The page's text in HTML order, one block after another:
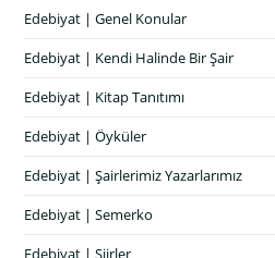
Edebiyat | Genel Konular
Edebiyat | Kendi Halinde Bir Şair
Edebiyat | Kitap Tanıtımı
Edebiyat | Öyküler
Edebiyat | Şairlerimiz Yazarlarımız
Edebiyat | Semerko
Edebiyat | Şiirler